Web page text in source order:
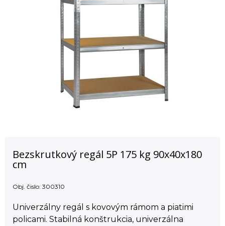
Bezskrutkový regál 5P 175 kg 90x40x180
cm
Obj. čislo: 300310
Univerzálny regál s kovovým rámom a piatimi
policami. Stabilná konštrukcia, univerzálna